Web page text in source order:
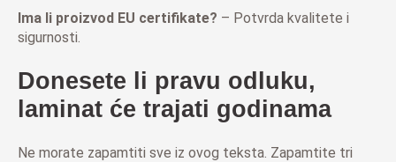
Ima li proizvod EU certifikate? – Potvrda kvalitete i
sigurnosti.
Donesete li pravu odluku,
laminat će trajati godinama
Ne morate zapamtiti sve iz ovog teksta. Zapamtite tri